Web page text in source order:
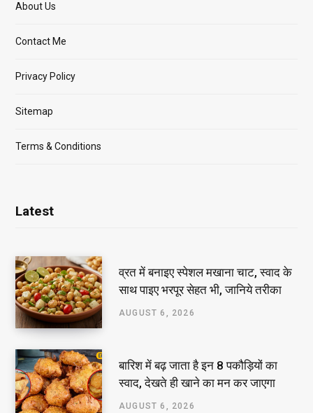
About Us
Contact Me
Privacy Policy
Sitemap
Terms & Conditions
Latest
व्रत में बनाइए स्पेशल मखाना चाट, स्वाद के
साथ पाइए भरपूर सेहत भी, जानिये तरीका
AUGUST 6, 2026
बारिश में बढ़ जाता है इन 8 पकौड़ियों का
स्वाद, देखते ही खाने का मन कर जाएगा
AUGUST 6, 2026